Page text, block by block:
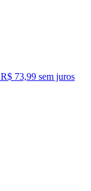
R$ 73,99 sem juros